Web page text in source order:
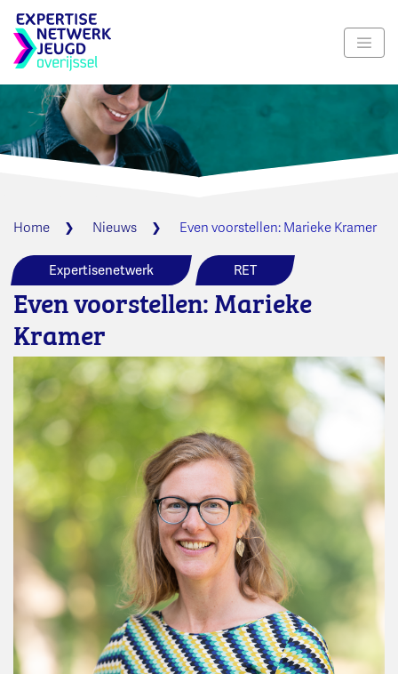
Home Nieuws Even voorstellen: Marieke Kramer
Expertisenetwerk RET
Even voorstellen: Marieke
Kramer